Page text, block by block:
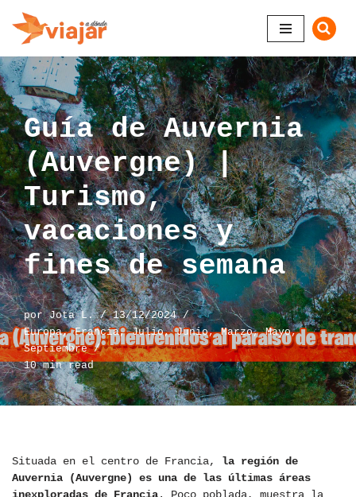
Saltar
al
contenido
Guía de Auvernia
(Auvergne) |
Turismo,
vacaciones y
fines de semana
porJota L.
13/12/2024
Europa,Francia,Julio,Junio,Marzo,Mayo,
Septiembre
10 min read
Situada en el centro de Francia, la región de
Auvernia (Auvergne) es una de las últimas áreas